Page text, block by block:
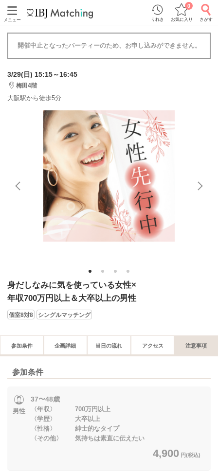
メニュー りれき お気に入り
0
さがす
開催中止となったパーティーのため、お申し込みができません。
3/29(日) 15:15～16:45
梅田4階
大阪駅から徒歩5分
1 2 3 4
身だしなみに気を使っている女性×
年収700万円以上＆大卒以上の男性
個室8対8 シングルマッチング
参加条件 企画詳細 当日の流れ アクセス 注意事項
参加条件
男性
37〜48歳
〈年収〉 700万円以上
〈学歴〉 大卒以上
〈性格〉 紳士的なタイプ
〈その他〉 気持ちは素直に伝えたい
4,900 円(税込)